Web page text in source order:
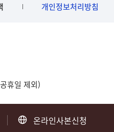
온라인사본신청
개인정보처리방침
휴일 제외)
5791